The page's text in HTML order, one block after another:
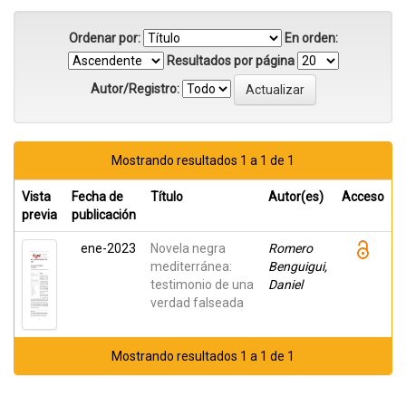
Ordenar por:
En orden:
Resultados por página
Autor/Registro:
Mostrando resultados 1 a 1 de 1
Vista
previa
Fecha de
publicación
Título Autor(es) Acceso
ene-2023
Novela negra
mediterránea:
testimonio de una
verdad falseada
Romero
Benguigui,
Daniel
Mostrando resultados 1 a 1 de 1